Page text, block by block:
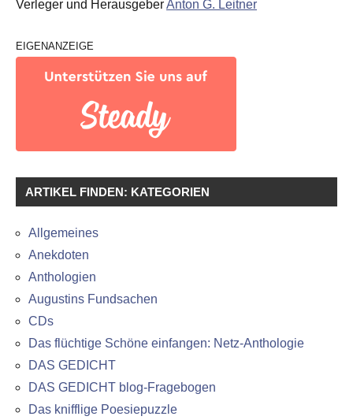
Verleger und HerausgeberAnton G. Leitner
EIGENANZEIGE
ARTIKEL FINDEN: KATEGORIEN
Allgemeines
Anekdoten
Anthologien
Augustins Fundsachen
CDs
Das flüchtige Schöne einfangen: Netz-Anthologie
DAS GEDICHT
DAS GEDICHT blog-Fragebogen
Das knifflige Poesiepuzzle